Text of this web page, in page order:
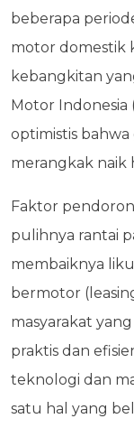
beberapa
motor domestik
kebangkitan
Motor Indonesia
optimistis
merangkak naik
Faktor
pulihnya rantai
membaiknya
bermotor
masyarakat
praktis dan
teknologi dan
satu hal yang